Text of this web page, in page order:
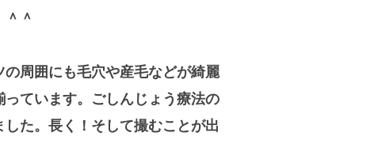
＾＾
の周囲にも毛穴や産毛などが綺麗
っています。ごしんじょう療法の
た。長く！そして撮むことが出